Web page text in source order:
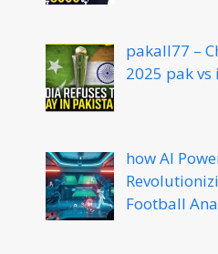
pakall77 –
2025 pak vs
how AI
Football